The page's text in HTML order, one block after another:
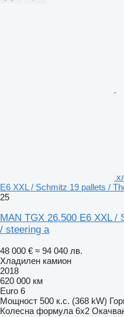
E6 XXL / Schmitz 19 pallets /
25
MAN TGX 26.500 E6 XXL /
/ steering a
48 000 € ≈ 94 040 лв.
Хладилен камион
2018
620 000 км
Euro 6
Мощност 500 к.с. (368 kW)
Колесна формула 6x2